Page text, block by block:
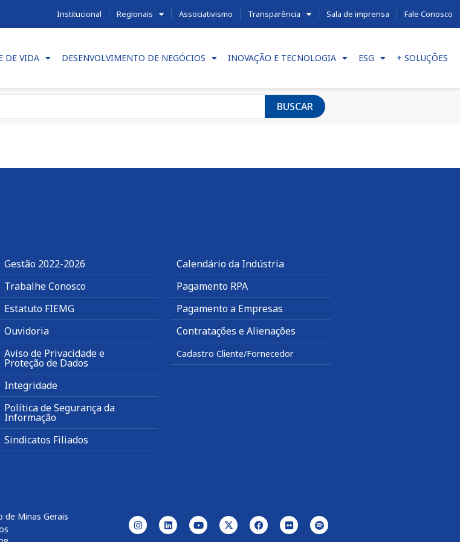
Institucional Regionais Associativismo Transparência Sala de imprensa Fale Conosco
DE VIDA DESENVOLVIMENTO DE NEGÓCIOS INOVAÇÃO E TECNOLOGIA ESG + SOLUÇÕES
BUSCAR
Gestão 2022-2026
Trabalhe Conosco
Estatuto FIEMG
Ouvidoria
Aviso de Privacidade e
Proteção de Dados
Integridade
Política de Segurança da
Informação
Sindicatos Filiados
Calendário da Indústria
Pagamento RPA
Pagamento a Empresas
Contratações e Alienações
Cadastro Cliente/Fornecedor
de Minas Gerais